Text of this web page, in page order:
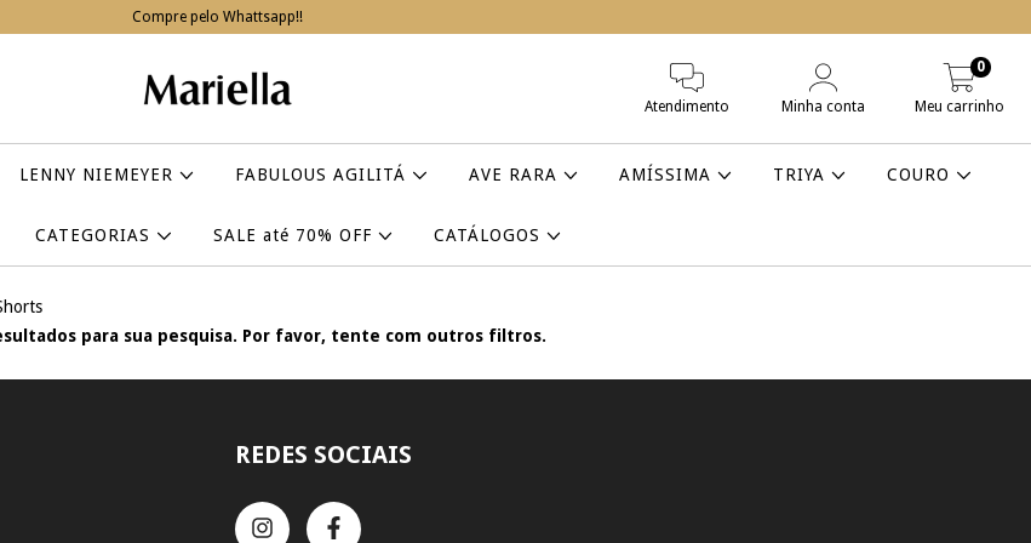
Compre pelo Whattsapp!!
Atendimento Minha conta Meu carrinho
0
LENNY NIEMEYER FABULOUS AGILITÁ AVE RARA AMÍSSIMA TRIYA COURO
CATEGORIAS SALE até 70% OFF CATÁLOGOS
para sua pesquisa. Por favor, tente com outros filtros.
REDES SOCIAIS